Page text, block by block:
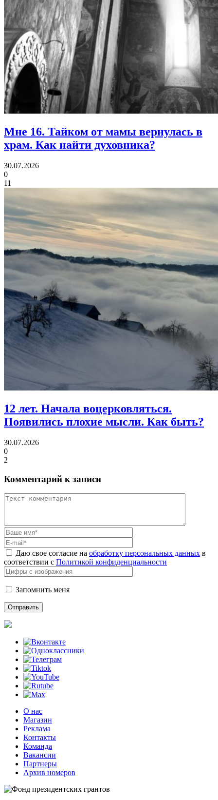
Мне 16. Тайком от мамы вернулась в
храм. Как найти духовника?
30.07.2026
0
11
12 лет. Начала воцерковляться.
Появились плохие мысли. Как быть?
30.07.2026
0
2
Комментарий к записи
Даю свое согласие на обработку персональных данных в
соответствии с Политикой конфиденциальности
Запомнить меня
О нас
Магазин
Реклама
Контакты
Команда
Вакансии
Партнеры
Архив номеров